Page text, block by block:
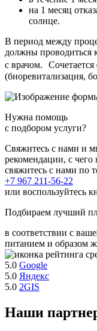
на 1 месяц
солнце.
В период между
должны проводиться
с врачом.
(биоревитализация,
Нужна помощь
с подбором услуги?
Свяжитесь с нами и
рекомендации, с чего
свяжитесь с нами по
+7 967 211-56-22
или воспользуйтесь
Подбираем лучший
в соответствии с
питанием и образом
5.0 Google
5.0 Яндекс
5.0 2GIS
Наши